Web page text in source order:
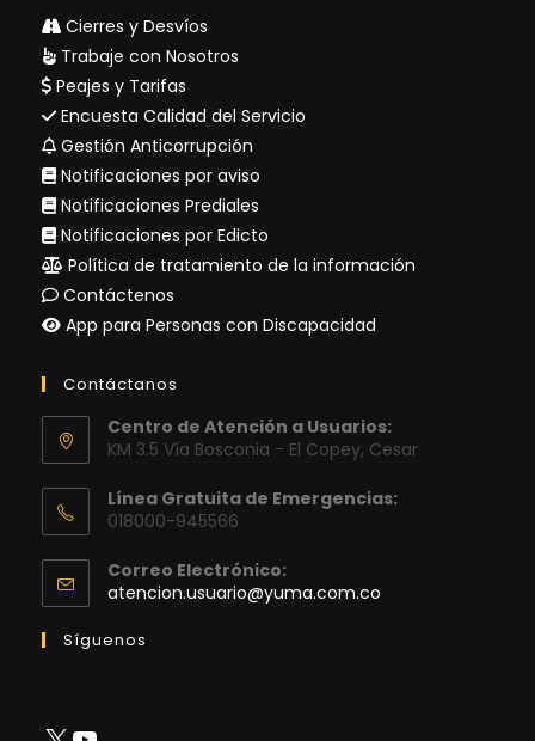
Cierres y Desvíos
Trabaje con Nosotros
Peajes y Tarifas
Encuesta Calidad del Servicio
Gestión Anticorrupción
Notificaciones por aviso
Notificaciones Prediales
Notificaciones por Edicto
Política de tratamiento de la información
Contáctenos
App para Personas con Discapacidad
Contáctanos
Centro de Atención a Usuarios:
KM 3.5 Vía Bosconia - El Copey, Cesar
Línea Gratuita de Emergencias:
018000-945566
Correo Electrónico:
atencion.usuario@yuma.com.co
Síguenos